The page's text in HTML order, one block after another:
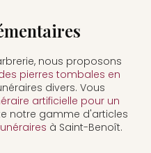
nous proposons
pierres tombales en
divers. Vous
artificielle pour un
notre gamme d'articles
à Saint-Benoît.